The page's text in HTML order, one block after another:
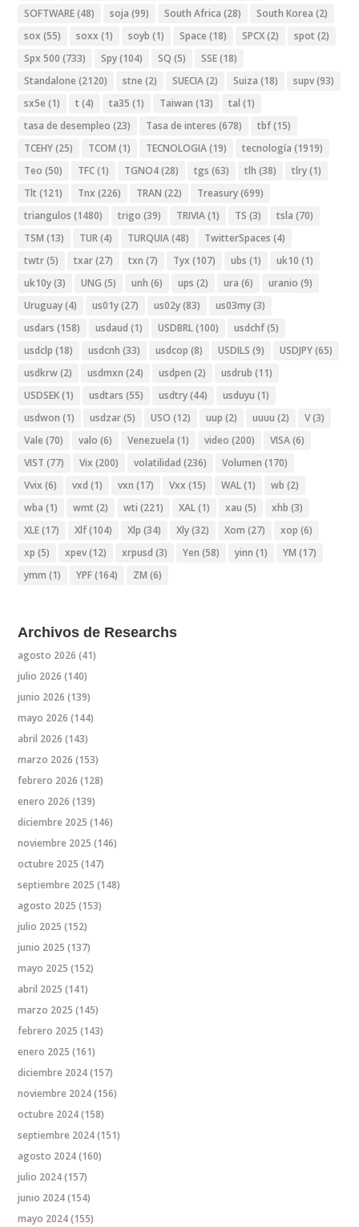
SOFTWARE(48) soja (99) South Africa (28) South Korea (2)
sox (55) soxx (1) soyb (1) Space (18) SPCX(2) spot (2)
Spx 500 (733) Spy(104) SQ (5) SSE(18)
Standalone (2120) stne (2) SUECIA(2) Suiza (18) supv(93)
sx5e (1) t (4) ta35 (1) Taiwan (13) tal (1)
tasa de desempleo (23) Tasa de interes (678) tbf(15)
TCEHY(25) TCOM (1) TECNOLOGIA(19) tecnología (1919)
Teo (50) TFC(1) TGNO4(28) tgs (63) tlh (38) tlry(1)
Tlt (121) Tnx (226) TRAN (22) Treasury(699)
triangulos (1480) trigo (39) TRIVIA(1) TS (3) tsla (70)
TSM (13) TUR(4) TURQUIA(48) TwitterSpaces (4)
twtr(5) txar(27) txn (7) Tyx (107) ubs (1) uk10 (1)
uk10y(3) UNG (5) unh (6) ups (2) ura (6) uranio (9)
Uruguay(4) us01y(27) us02y(83) us03my(3)
usdars (158) usdaud (1) USDBRL(100) usdchf(5)
usdclp (18) usdcnh (33) usdcop (8) USDILS (9) USDJPY(65)
usdkrw(2) usdmxn (24) usdpen (2) usdrub (11)
USDSEK(1) usdtars (55) usdtry(44) usduyu (1)
usdwon (1) usdzar(5) USO (12) uup (2) uuuu (2) V(3)
Vale (70) valo (6) Venezuela (1) video (200) VISA(6)
VIST (77) Vix (200) volatilidad (236) Volumen (170)
Vvix (6) vxd (1) vxn (17) Vxx (15) WAL(1) wb (2)
wba (1) wmt (2) wti (221) XAL(1) xau (5) xhb (3)
XLE(17) Xlf(104) Xlp (34) Xly(32) Xom (27) xop (6)
xp (5) xpev(12) xrpusd (3) Yen (58) yinn (1) YM (17)
ymm (1) YPF(164) ZM (6)
Archivos de Researchs
agosto 2026 (41)
julio 2026 (140)
junio 2026 (139)
mayo 2026 (144)
abril 2026 (143)
marzo 2026 (153)
febrero 2026 (128)
enero 2026 (139)
diciembre 2025 (146)
noviembre 2025 (146)
octubre 2025 (147)
septiembre 2025 (148)
agosto 2025 (153)
julio 2025 (152)
junio 2025 (137)
mayo 2025 (152)
abril 2025 (141)
marzo 2025 (145)
febrero 2025 (143)
enero 2025 (161)
diciembre 2024(157)
noviembre 2024(156)
octubre 2024(158)
septiembre 2024(151)
agosto 2024(160)
julio 2024(157)
junio 2024(154)
mayo 2024(155)